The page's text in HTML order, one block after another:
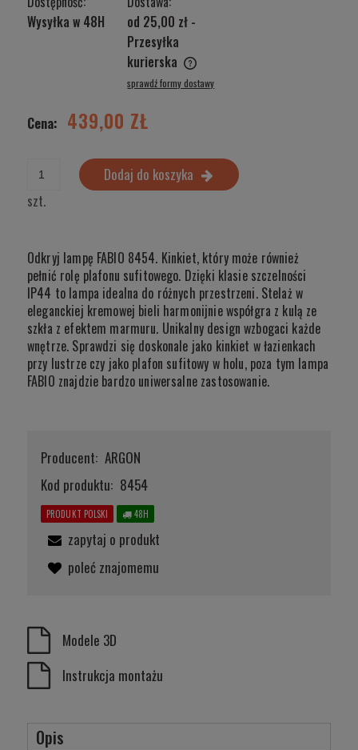
Wysyłka w 48H
od 25,00 zł -
Przesyłka
kurierska
Cena nie zawiera ewentualnych kosztów płatności
sprawdź formy dostawy
Cena: 439,00 ZŁ
szt.
Dodaj do koszyka
Odkryj lampę FABIO 8454. Kinkiet, który może również
pełnić rolę plafonu sufitowego. Dzięki klasie szczelności
IP44 to lampa idealna do różnych przestrzeni. Stelaż w
eleganckiej kremowej bieli harmonijnie współgra z kulą ze
szkła z efektem marmuru. Unikalny design wzbogaci każde
wnętrze. Sprawdzi się doskonale jako kinkiet w łazienkach
przy lustrze czy jako plafon sufitowy w holu, poza tym lampa
FABIO znajdzie bardzo uniwersalne zastosowanie.
Producent: ARGON
Kod produktu: 8454
PRODUKT POLSKI 48H
zapytaj o produkt
poleć znajomemu
Modele 3D
Instrukcja montażu
Opis